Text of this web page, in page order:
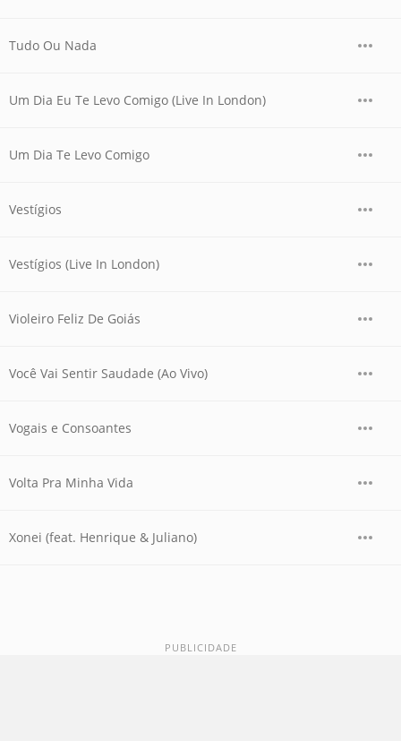
Tudo Ou Nada
Um Dia Eu Te Levo Comigo (Live In London)
Um Dia Te Levo Comigo
Vestígios
Vestígios (Live In London)
Violeiro Feliz De Goiás
Você Vai Sentir Saudade (Ao Vivo)
Vogais e Consoantes
Volta Pra Minha Vida
Xonei (feat. Henrique & Juliano)